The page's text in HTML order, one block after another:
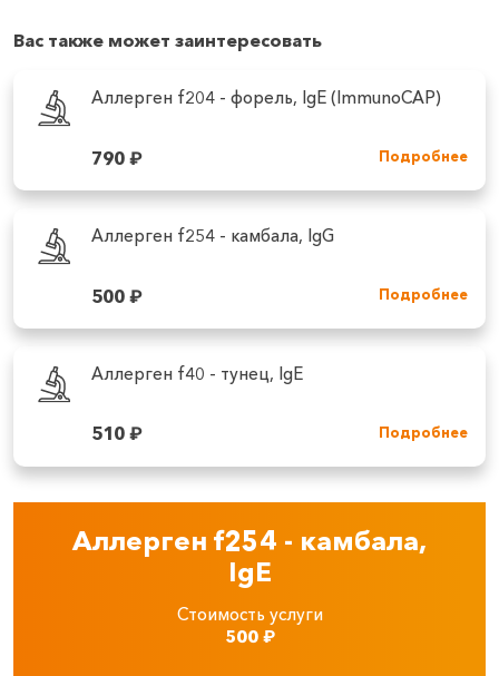
Вас также может заинтересовать
Аллерген f204 - форель, IgE (ImmunoCAP)
790₽ Подробнее
Аллерген f254 - камбала, IgG
500₽ Подробнее
Аллерген f40 - тунец, IgE
510₽ Подробнее
Аллерген f254 - камбала,
IgE
Стоимость услуги
500₽